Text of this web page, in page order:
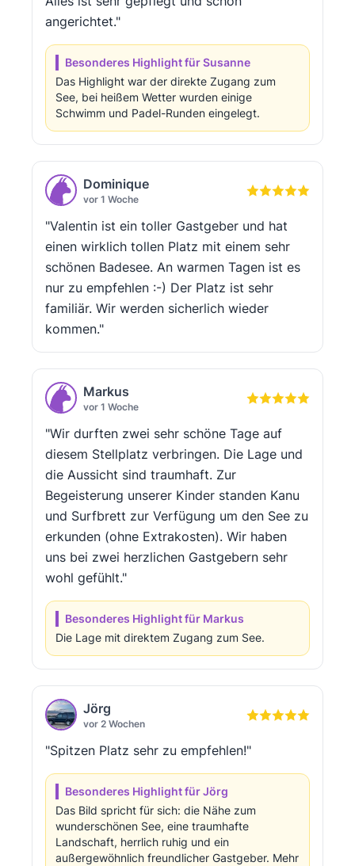
angerichtet."
Besonderes Highlight für Susanne
Das Highlight war der direkte Zugang zum
See, bei heißem Wetter wurden einige
Schwimm und Padel-Runden eingelegt.
Dominique
vor 1 Woche
"Valentin ist ein toller Gastgeber und hat
einen wirklich tollen Platz mit einem sehr
schönen Badesee. An warmen Tagen ist es
nur zu empfehlen :-) Der Platz ist sehr
familiär. Wir werden sicherlich wieder
kommen."
Markus
vor 1 Woche
"Wir durften zwei sehr schöne Tage auf
diesem Stellplatz verbringen. Die Lage und
die Aussicht sind traumhaft. Zur
Begeisterung unserer Kinder standen Kanu
und Surfbrett zur Verfügung um den See zu
erkunden (ohne Extrakosten). Wir haben
uns bei zwei herzlichen Gastgebern sehr
wohl gefühlt."
Besonderes Highlight für Markus
Die Lage mit direktem Zugang zum See.
Jörg
vor 2 Wochen
"Spitzen Platz sehr zu empfehlen!"
Besonderes Highlight für Jörg
Das Bild spricht für sich: die Nähe zum
wunderschönen See, eine traumhafte
Landschaft, herrlich ruhig und ein
außergewöhnlich freundlicher Gastgeber. Mehr